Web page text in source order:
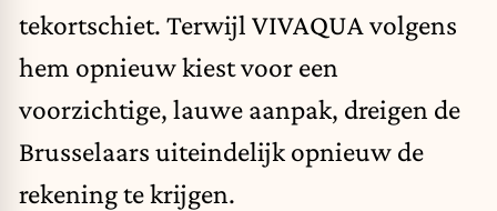
tekortschiet. Terwijl VIVAQUA volgens
hem opnieuw kiest voor een
voorzichtige, lauwe aanpak, dreigen de
Brusselaars uiteindelijk opnieuw de
rekening te krijgen.